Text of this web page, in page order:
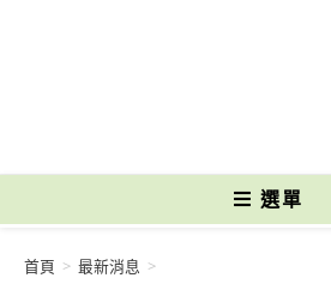
選單
首頁 > 最新消息 >